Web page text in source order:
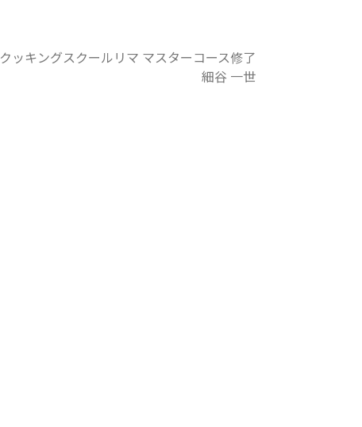
クッキングスクールリマ マスターコース修了
細谷 一世